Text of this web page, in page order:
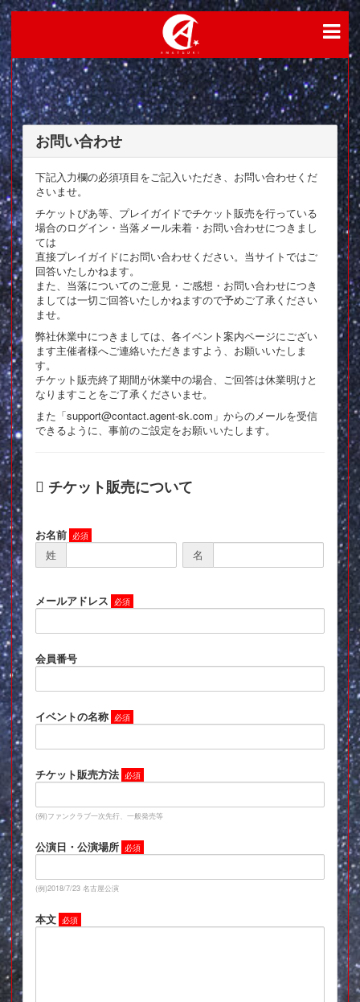
お問い合わせ
下記入力欄の必須項目をご記入いただき、お問い合わせくだ
さいませ。
チケットぴあ等、プレイガイドでチケット販売を行っている
場合のログイン・当落メール未着・お問い合わせにつきまし
ては
直接プレイガイドにお問い合わせください。当サイトではご
回答いたしかねます。
また、当落についてのご意見・ご感想・お問い合わせにつき
ましては一切ご回答いたしかねますので予めご了承ください
ませ。
弊社休業中につきましては、各イベント案内ページにござい
ます主催者様へご連絡いただきますよう、お願いいたしま
す。
チケット販売終了期間が休業中の場合、ご回答は休業明けと
なりますことをご了承くださいませ。
また「support@contact.agent-sk.com」からのメールを受信
できるように、事前のご設定をお願いいたします。
チケット販売について
お名前
姓
名
メールアドレス
会員番号
イベントの名称
チケット販売方法
(例)ファンクラブ一次先行、一般発売等
公演日・公演場所
(例)2018/7/23 名古屋公演
本文